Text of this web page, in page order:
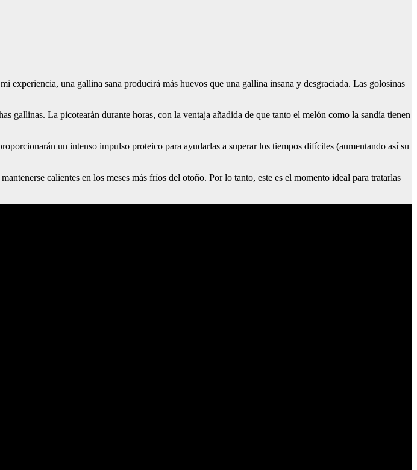
experiencia, una gallina sana producirá más huevos que una gallina insana y desgraciada. Las golosinas
La picotearán durante horas, con la ventaja añadida de que tanto el melón como la sandía tienen
un intenso impulso proteico para ayudarlas a superar los tiempos difíciles (aumentando así su
calientes en los meses más fríos del otoño. Por lo tanto, este es el momento ideal para tratarlas